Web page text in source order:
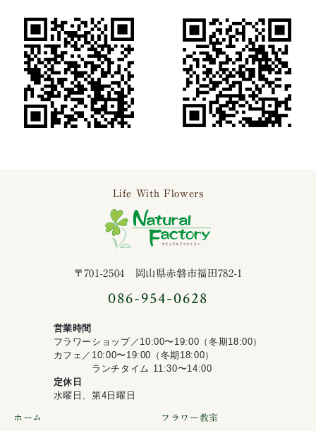
Life With Flowers
ナチュラルフ
〒701-2504 岡山県赤磐市福田782-1
086-954-0628
営業時間
フラワーショップ／10:00〜19:00（冬期18:00）
カフェ／10:00〜19:00（冬期18:00）
ランチタイム 11:30〜14:00
定休日
水曜日、第4日曜日
ホーム
フラワー教室